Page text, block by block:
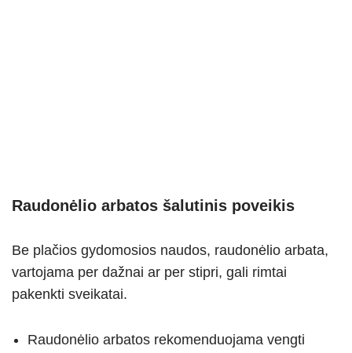
Raudonėlio arbatos šalutinis poveikis
Be plačios gydomosios naudos, raudonėlio arbata,
vartojama per dažnai ar per stipri, gali rimtai
pakenkti sveikatai.
Raudonėlio arbatos rekomenduojama vengti